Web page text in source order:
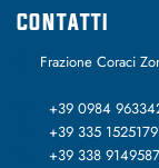
CONTATTI
Frazione Coraci
+39 0984
+39 335 1525179
+39 338 9149587